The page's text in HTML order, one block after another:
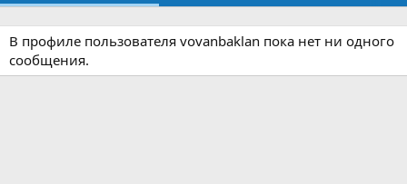
В профиле пользователя vovanbaklan пока нет ни одного
сообщения.